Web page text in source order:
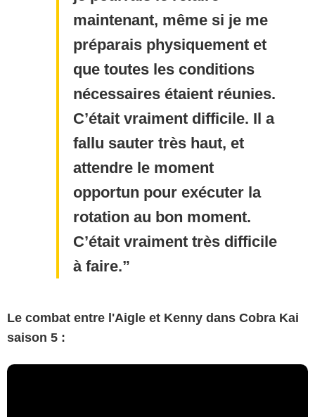
maintenant, même si je me
préparais physiquement et
que toutes les conditions
nécessaires étaient réunies.
C’était vraiment difficile. Il a
fallu sauter très haut, et
attendre le moment
opportun pour exécuter la
rotation au bon moment.
C’était vraiment très difficile
à faire.
Le combat entre l'Aigle et Kenny dans Cobra Kai
saison 5 :